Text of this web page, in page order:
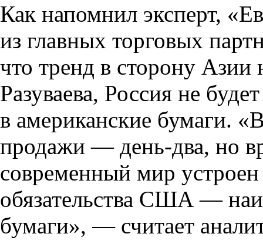
Как напомнил эксперт,
из главных торговых
что тренд в сторону
Разуваева, Россия не
в американские бумаги.
продажи — день-два, но
современный мир устроен
обязательства США —
бумаги», — считает